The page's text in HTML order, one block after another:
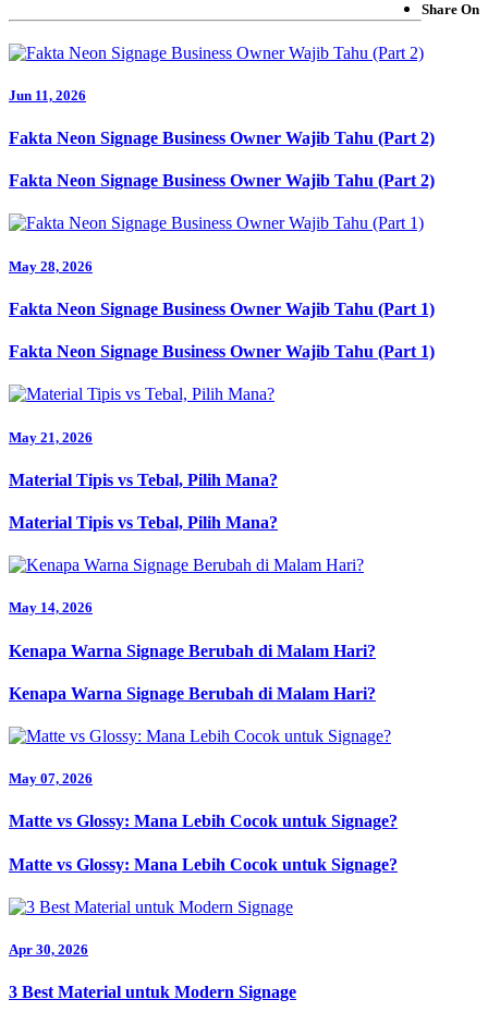
Share On
Jun 11, 2026
Fakta Neon Signage Business Owner Wajib Tahu (Part 2)
Fakta Neon Signage Business Owner Wajib Tahu (Part 2)
May 28, 2026
Fakta Neon Signage Business Owner Wajib Tahu (Part 1)
Fakta Neon Signage Business Owner Wajib Tahu (Part 1)
May 21, 2026
Material Tipis vs Tebal, Pilih Mana?
Material Tipis vs Tebal, Pilih Mana?
May 14, 2026
Kenapa Warna Signage Berubah di Malam Hari?
Kenapa Warna Signage Berubah di Malam Hari?
May 07, 2026
Matte vs Glossy: Mana Lebih Cocok untuk Signage?
Matte vs Glossy: Mana Lebih Cocok untuk Signage?
Apr 30, 2026
3 Best Material untuk Modern Signage